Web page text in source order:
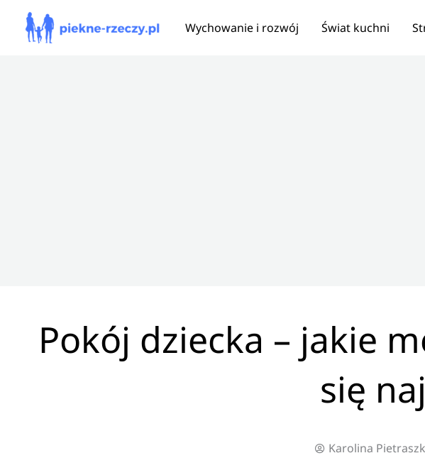
Przejdź
treści
Wychowanie i rozwój Świat kuchni
Pokój dziecka – jakie
się
Karolina